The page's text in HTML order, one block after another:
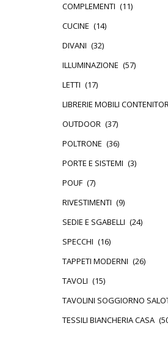
COMPLEMENTI (11)
CUCINE (14)
DIVANI (32)
ILLUMINAZIONE (57)
LETTI (17)
LIBRERIE MOBILI
OUTDOOR (37)
POLTRONE (36)
PORTE E SISTEMI (3)
POUF (7)
RIVESTIMENTI (9)
SEDIE E SGABELLI (24)
SPECCHI (16)
TAPPETI MODERNI (26)
TAVOLI (15)
TAVOLINI SOGGIORNO
TESSILI BIANCHERIA CASA